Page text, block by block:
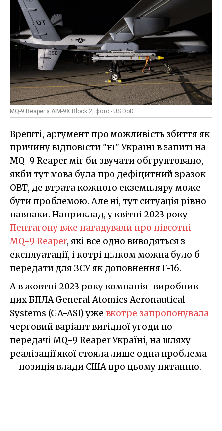
MQ-9 Reaper з AIM-9X Block 2, фото - US DoD
Врешті, аргумент про можливість збиття як
причину відповісти "ні" Україні в запиті на
MQ-9 Reaper міг би звучати обгрунтовано,
якби тут мова була про дефіцитний зразок
ОВТ, де втрата кожного екземпляру може
бути проблемою. Але ні, тут ситуація рівно
навпаки. Наприклад, у квітні 2023 року
Пентагону вже нагадували про півсотні
MQ-9 Reaper, які все одно виводяться з
експлуатації, і котрі цілком можна було б
передати для ЗСУ як доповнення F-16.
А в жовтні 2023 року компанія-виробник
цих БПЛА General Atomics Aeronautical
Systems (GA-ASI) уже вкотре запропонувала
черговий варіант вигідної угоди по
передачі MQ-9 Reaper Україні, на шляху
реалізації якої стояла лише одна проблема
– позиція влади США про цьому питанню.